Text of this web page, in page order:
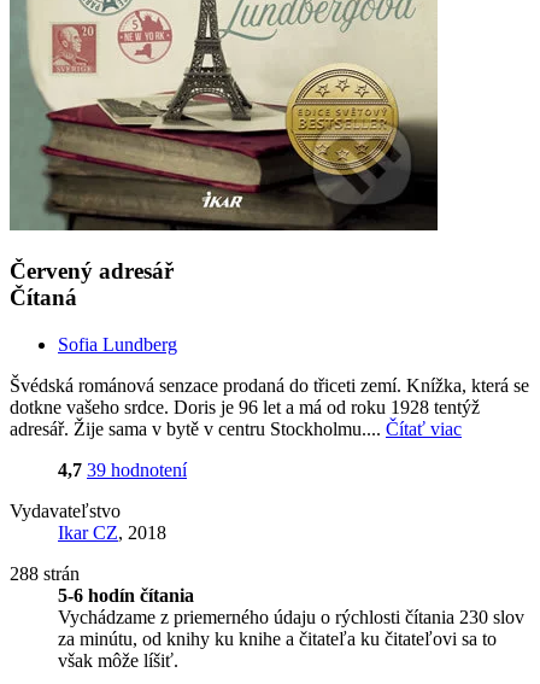
Červený adresář
Čítaná
Sofia Lundberg
Švédská románová senzace prodaná do třiceti zemí. Knížka, která se
dotkne vašeho srdce. Doris je 96 let a má od roku 1928 tentýž
adresář. Žije sama v bytě v centru Stockholmu.... Čítať viac
4,7 39 hodnotení
Vydavateľstvo
Ikar CZ, 2018
288 strán
5-6 hodín čítania
Vychádzame z priemerného údaju o rýchlosti čítania 230 slov
za minútu, od knihy ku knihe a čitateľa ku čitateľovi sa to
však môže líšiť.